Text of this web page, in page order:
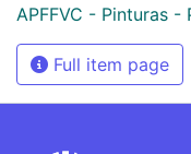
APFFVC - Pinturas -
Full item page